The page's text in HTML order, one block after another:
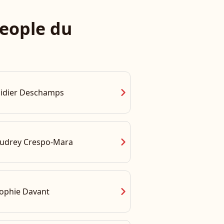
du
Deschamps chevron_right
Crespo-Mara chevron_right
Davant chevron_right